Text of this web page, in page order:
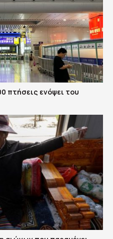
πτήσεις ενόψει του